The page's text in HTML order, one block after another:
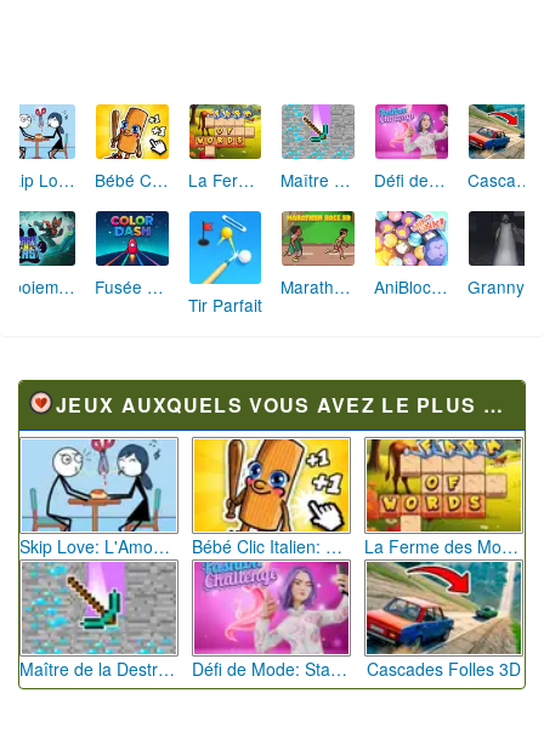
Skip Love: L'Amour en Péril Bébé Clic Italien: La Folie des Petits Bambins La Ferme des Mots - Cultivez votre Vocabulaire Maître de la Destruction: Fusion de Pioches Défi de Mode: Star du Podium Cascades Folles 3D
Aboiement Stellaire : Aventure Canine Fusée Chromatique: La Course des Couleurs
Tir Parfait
Marathon Champion io AniBlocos: Connecte les Animaux Mignons!
JEUX AUXQUELS VOUS AVEZ LE PLUS JOUÉ
Skip Love: L'Amour en Péril Bébé Clic Italien: La Folie des Petits Bambins La Ferme des Mots - Cultivez votre Vocabulaire
Maître de la Destruction: Fusion de Pioches Défi de Mode: Star du Podium Cascades Folles 3D